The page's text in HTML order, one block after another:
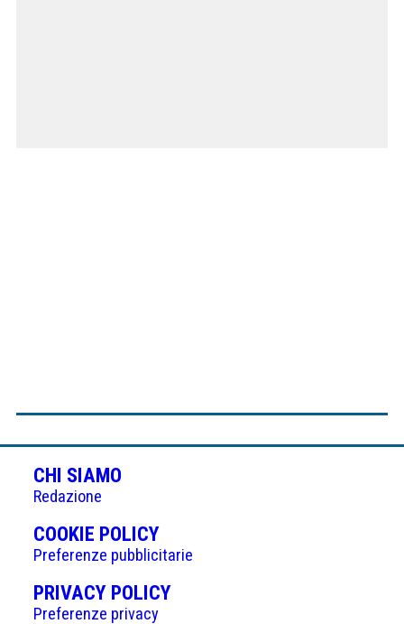
CHI SIAMO
Redazione
COOKIE POLICY(APRE
IN
UNA
NUOVA
Preferenze pubblicitarie
PRIVACY POLICY(APRE
Preferenze privacy